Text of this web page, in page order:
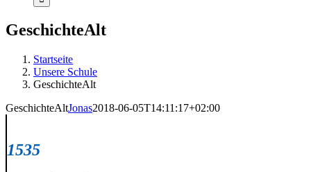
GeschichteAlt
Startseite
Unsere Schule
GeschichteAlt
GeschichteAltJonas2018-06-05T14:11:17+02:00
1535